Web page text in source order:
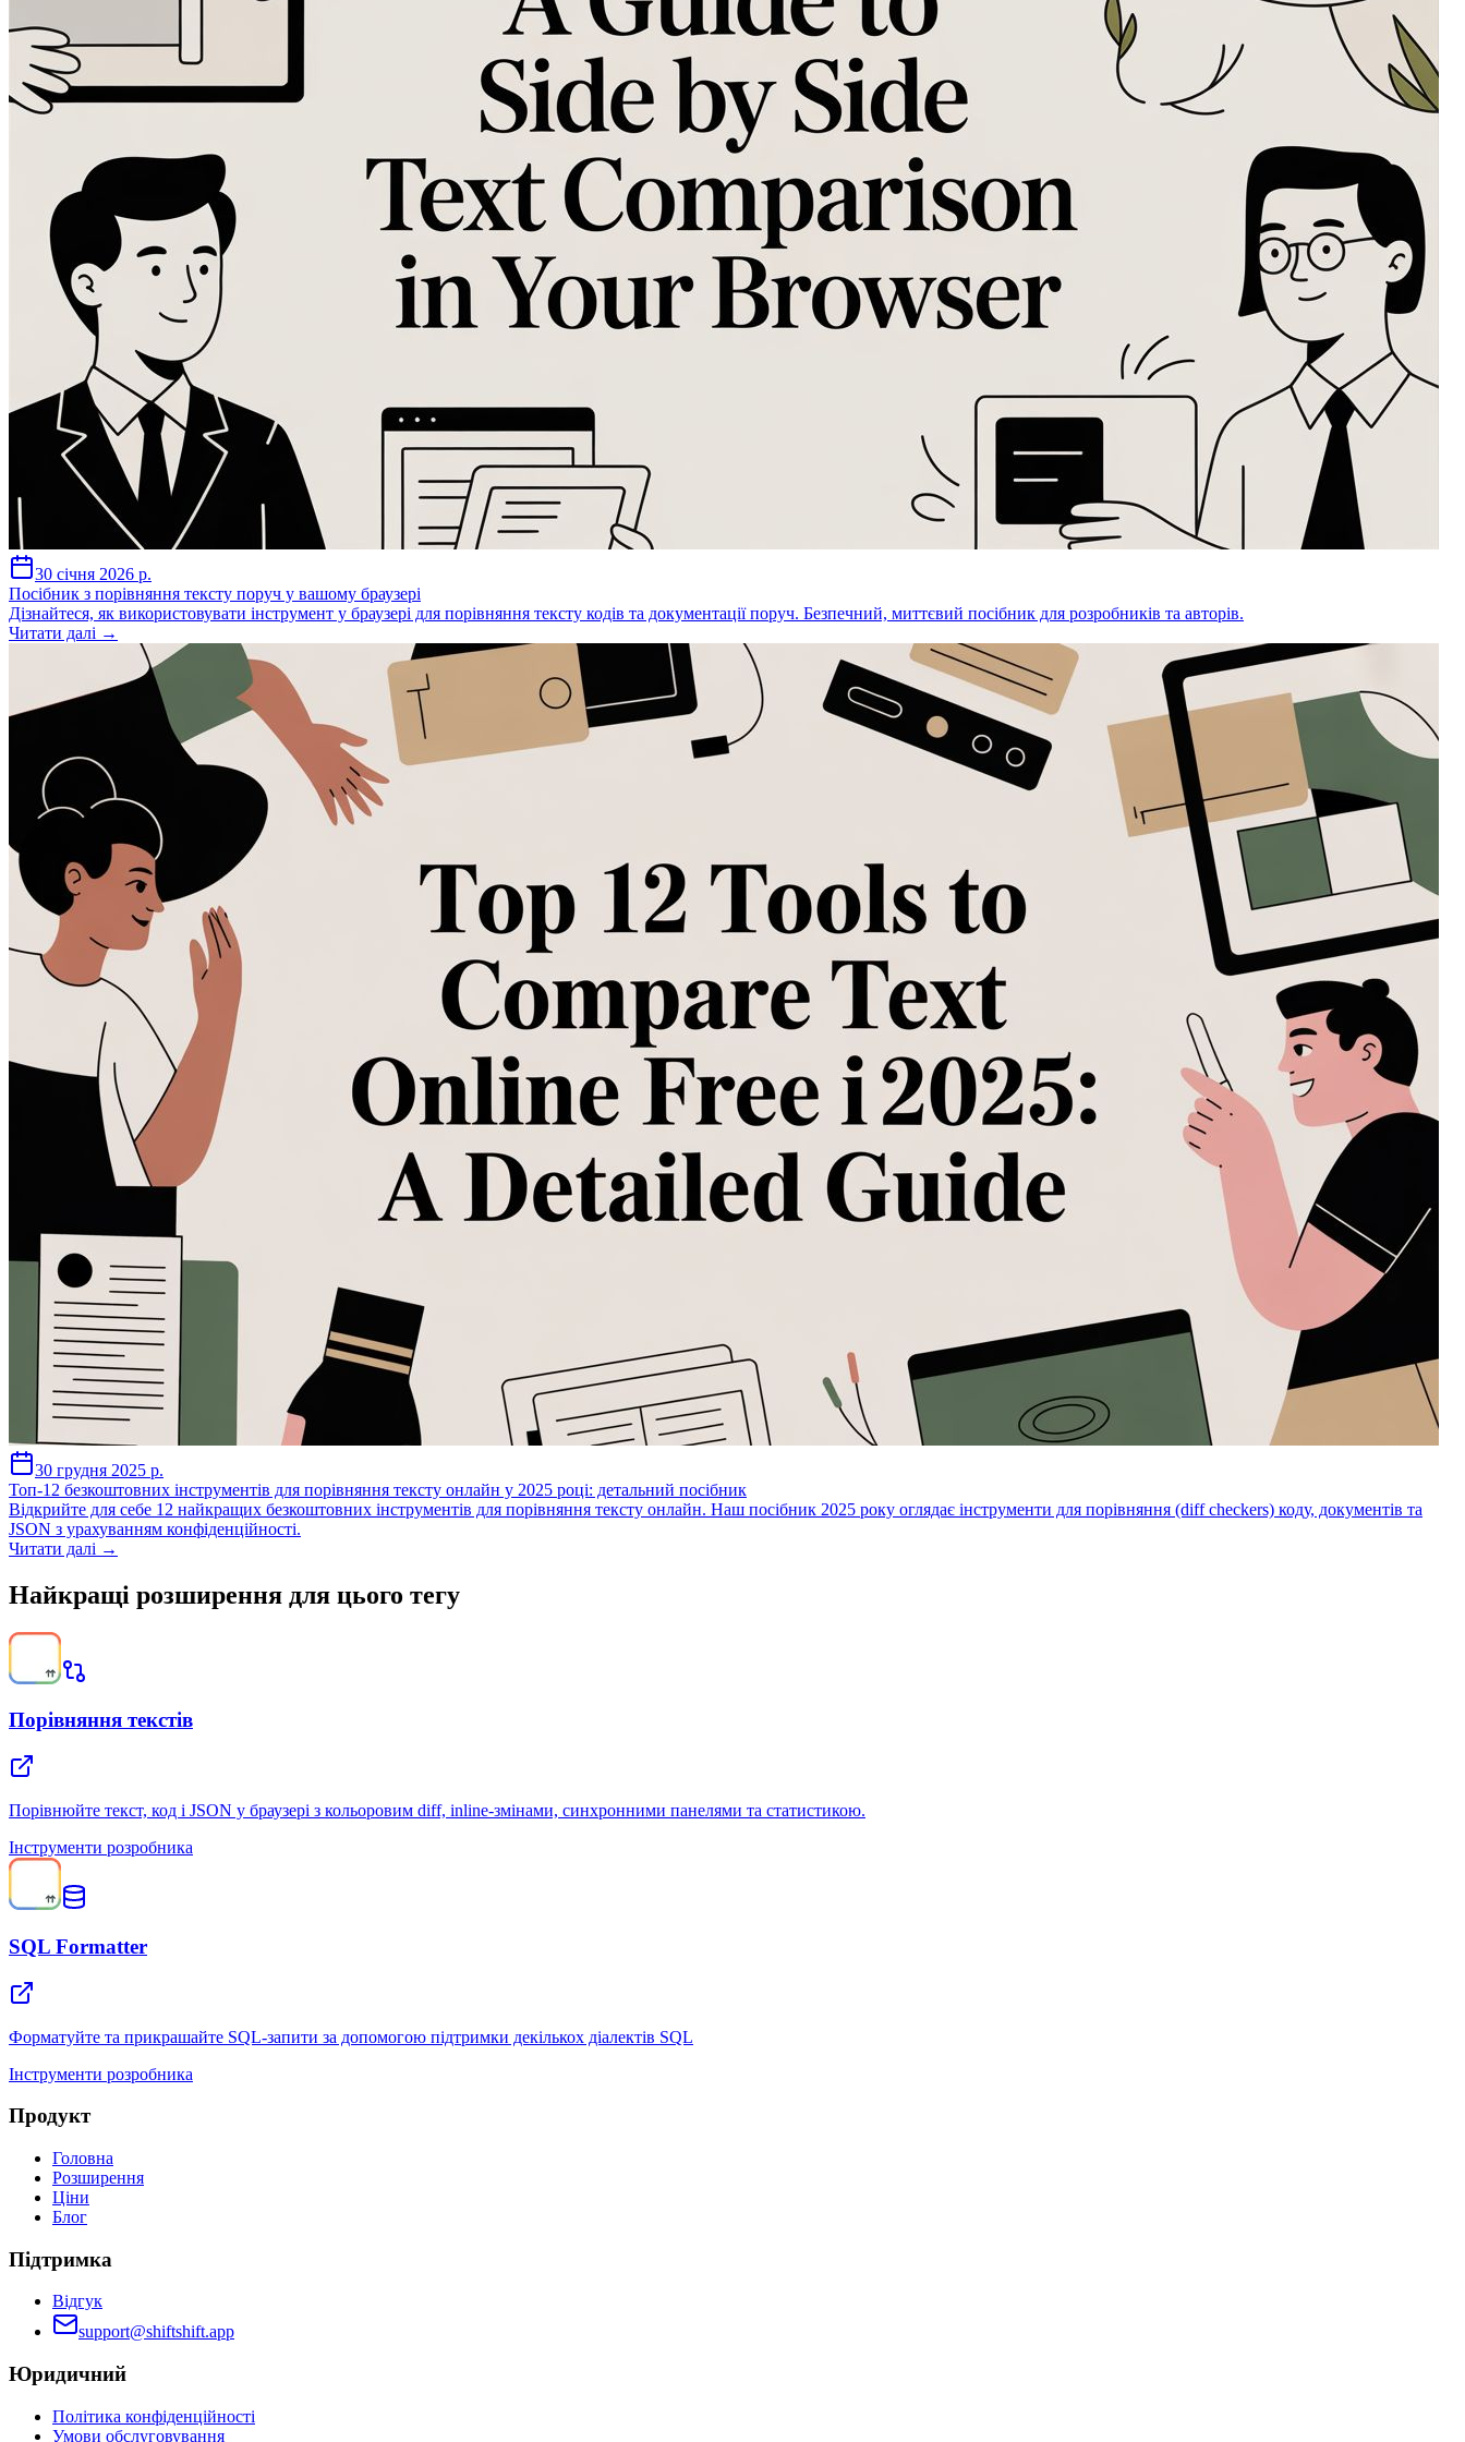
30 січня 2026 р.
Посібник з порівняння тексту поруч у вашому браузері
Дізнайтеся, як використовувати інструмент у браузері для порівняння тексту кодів та документації поруч. Безпечний, миттєвий посібник для розробників та авторів.
Читати далі →
30 грудня 2025 р.
Топ-12 безкоштовних інструментів для порівняння тексту онлайн у 2025 році: детальний посібник
Відкрийте для себе 12 найкращих безкоштовних інструментів для порівняння тексту онлайн. Наш посібник 2025 року оглядає інструменти для порівняння (diff checkers) коду, документів та
JSON з урахуванням конфіденційності.
Читати далі →
Найкращі розширення для цього тегу
Порівняння текстів
Порівнюйте текст, код і JSON у браузері з кольоровим diff, inline-змінами, синхронними панелями та статистикою.
Інструменти розробника
SQL Formatter
Форматуйте та прикрашайте SQL-запити за допомогою підтримки декількох діалектів SQL
Інструменти розробника
Продукт
Головна
Розширення
Ціни
Блог
Підтримка
Відгук
support@shiftshift.app
Юридичний
Політика конфіденційності
Умови обслуговування